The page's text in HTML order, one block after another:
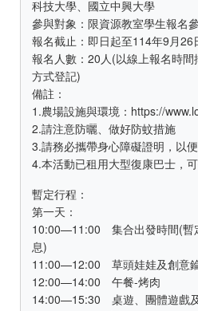
科技大學、國立中興大學
參與對象：限資源教室學生報名
報名截止：即日起至114年9月26
報名人數：20人(以線上報名時
方式登記)
備註：
1.農場設施與環境：https://
2.請注意防曬、做好防蚊措施
3.請務必攜帶身心障礙證明，以
4.本活動已租用大型復康巴士，可
暫定行程：
第一天：
10:00—11:00 集合出發時間(暫
息)
11:00—12:00 草頭娃娃及創意
12:00—14:00 午餐-烤肉
14:00—15:30 桌遊、團體遊戲